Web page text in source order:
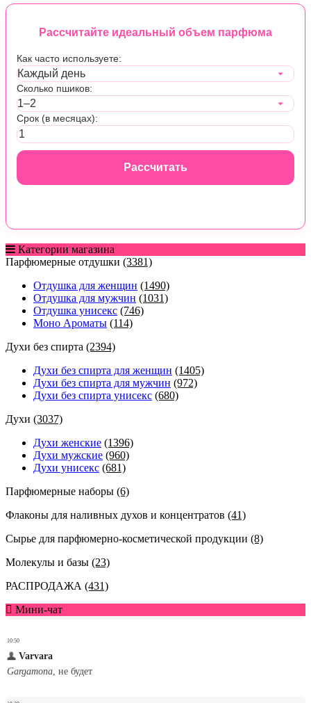
Рассчитайте идеальный объем парфюма
Как часто используете:
Сколько пшиков:
Срок (в месяцах):
Рассчитать
Категории магазина
Парфюмерные отдушки (3381)
Отдушка для женщин (1490)
Отдушка для мужчин (1031)
Отдушка унисекс (746)
Моно Ароматы (114)
Духи без спирта (2394)
Духи без спирта для женщин (1405)
Духи без спирта для мужчин (972)
Духи без спирта унисекс (680)
Духи (3037)
Духи женские (1396)
Духи мужские (960)
Духи унисекс (681)
Парфюмерные наборы (6)
Флаконы для наливных духов и концентратов (41)
Сырье для парфюмерно-косметической продукции (8)
Молекулы и базы (23)
РАСПРОДАЖА (431)
Мини-чат